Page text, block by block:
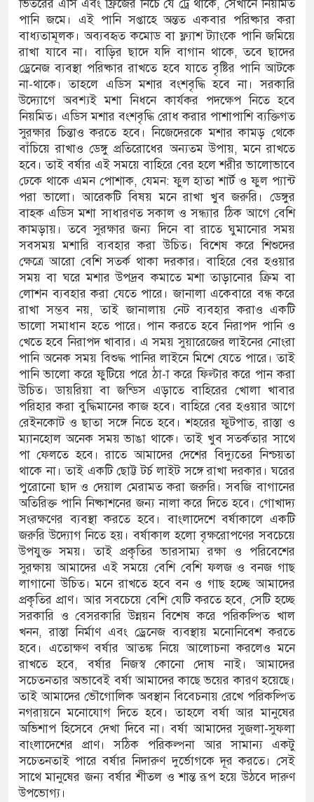
ভিতরের এসি এবং ফ্রিজের নিচে যে ট্রে থাকে, সেখানে নিয়মিত
পানি জমে। এই পানি সপ্তাহে অন্তত একবার পরিষ্কার করা
বাধ্যতামূলক। অব্যবহৃত কমোড বা ফ্ল্যাশ ট্যাংকে পানি জমিয়ে
রাখা যাবে না। বাড়ির ছাদে যদি বাগান থাকে, তবে ছাদের
ড্রেনেজ ব্যবস্থা পরিষ্কার রাখতে হবে যাতে বৃষ্টির পানি আটকে
না-থাকে। তাহলে এডিস মশার বংশবৃদ্ধি হবে না। সরকারি
উদ্যোগে অবশ্যই মশা নিধনে কার্যকর পদক্ষেপ নিতে হবে
নিয়মিত। এডিস মশার বংশবৃদ্ধি রোধ করার পাশাপাশি ব্যক্তিগত
সুরক্ষার চিন্তাও করতে হবে। নিজেদেরকে মশার কামড় থেকে
বাঁচিয়ে রাখাও ডেঙ্গু প্রতিরোধের অন্যতম উপায়, মনে রাখতে
হবে। তাই বর্ষার এই সময়ে বাহিরে বের হলে শরীর ভালোভাবে
ঢেকে থাকে এমন পোশাক, যেমন: ফুল হাতা শার্ট ও ফুল প্যান্ট
পরা ভালো। আরেকটি বিষয় মনে রাখা খুব জরুরি। ডেঙ্গুর
বাহক এডিস মশা সাধারণত সকাল ও সন্ধ্যার ঠিক আগে বেশি
কামড়ায়। তবে সুরক্ষার জন্য দিনে বা রাতে ঘুমানোর সময়
সবসময় মশারি ব্যবহার করা উচিত। বিশেষ করে শিশুদের
ক্ষেত্রে আরো বেশি সতর্ক থাকা দরকার। বাহিরে বের হওয়ার
সময় বা ঘরে মশার উপদ্রব কমাতে মশা তাড়ানোর ক্রিম বা
লোশন ব্যবহার করা যেতে পারে। জানালা একেবারে বন্ধ করে
রাখা সম্ভব নয়, তাই জানালায় নেট ব্যবহার করাও একটি
ভালো সমাধান হতে পারে। পান করতে হবে নিরাপদ পানি ও
খেতে হবে নিরাপদ খাবার। এ সময় সুয়ারেজের লাইনের নোংরা
পানি অনেক সময় বিশুদ্ধ পানির লাইনে মিশে যেতে পারে। তাই
পানি ভালো করে ফুটিয়ে পরে ঠা-া করে ফিল্টার করে পান করা
উচিত। ডায়রিয়া বা জন্ডিস এড়াতে বাহিরের খোলা খাবার
পরিহার করা বুদ্ধিমানের কাজ হবে। বাহিরে বের হওয়ার আগে
রেইনকোট ও ছাতা সঙ্গে নিতে হবে। শহরের ফুটপাত, রাস্তা ও
ম্যানহোল অনেক সময় ভাঙা থাকে। তাই খুব সতর্কতার সাথে
পা ফেলতে হবে। রাতে আমাদের দেশের বিদ্যুতের নিশ্চয়তা
থাকে না। তাই একটি ছোট্ট টর্চ লাইট সঙ্গে রাখা দরকার। ঘরের
পুরোনো ছাদ ও দেয়াল মেরামত করা জরুরি। সবজি বাগানের
অতিরিক্ত পানি নিষ্কাশনের জন্য নালা করে দিতে হবে। গোখাদ্য
সংরক্ষণের ব্যবস্থা করতে হবে। বাংলাদেশে বর্ষাকালে একটি
জরুরি উদ্যোগ নিতে হয়। বর্ষাকাল হলো বৃক্ষরোপণের সবচেয়ে
উপযুক্ত সময়। তাই প্রকৃতির ভারসাম্য রক্ষা ও পরিবেশের
সুরক্ষায় আমাদের এই সময়ে বেশি বেশি ফলজ ও বনজ গাছ
লাগানো উচিত। মনে রাখতে হবে বন ও গাছ হচ্ছে আমাদের
প্রকৃতির প্রাণ। আর সবচেয়ে বেশি যেটি করতে হবে, সেটি হচ্ছে
সরকারি ও বেসরকারি উন্নয়ন বিশেষ করে পরিকল্পিত খাল
খনন, রাস্তা নির্মাণ এবং ড্রেনেজ ব্যবস্থায় মনোনিবেশ করতে
হবে। এতোক্ষণ বর্ষার আতঙ্ক নিয়ে আলোচনা করলেও মনে
রাখতে হবে, বর্ষার নিজস্ব কোনো দোষ নাই। আমাদের
সচেতনতার অভাবেই বর্ষা আমাদের কাছে ভয়ের কারণ হয়েছে।
তাই আমাদের ভৌগোলিক অবস্থান বিবেচনায় রেখে পরিকল্পিত
নগরায়নে মনোযোগ দিতে হবে। তাহলে বর্ষা আর মানুষের
অভিশাপ হিসেবে দেখা দিবে না। বর্ষা আমাদের সুজলা-সুফলা
বাংলাদেশের প্রাণ। সঠিক পরিকল্পনা আর সামান্য একটু
সচেতনতাই পারে বর্ষার নিদারুণ দুর্ভোগকে দূর করতে। সেই
সাথে মানুষের জন্য বর্ষার শীতল ও শান্ত রূপ হয়ে উঠবে দারুণ
উপভোগ্য।